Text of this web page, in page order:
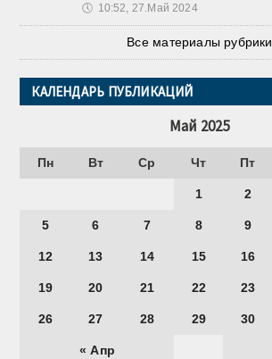
🕔 10:52, 27.Май 2024
Все материалы рубрики
КАЛЕНДАРЬ ПУБЛИКАЦИЙ
Май 2025
Пн Вт Ср Чт Пт
« Апр
1 2
5 6 7 8 9
12 13 14 15 16
19 20 21 22 23
26 27 28 29 30